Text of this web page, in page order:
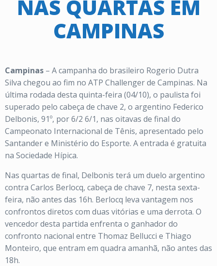
NAS QUARTAS EM
CAMPINAS
Campinas – A campanha do brasileiro Rogerio Dutra
Silva chegou ao fim no ATP Challenger de Campinas. Na
última rodada desta quinta-feira (04/10), o paulista foi
superado pelo cabeça de chave 2, o argentino Federico
Delbonis, 91º, por 6/2 6/1, nas oitavas de final do
Campeonato Internacional de Tênis, apresentado pelo
Santander e Ministério do Esporte. A entrada é gratuita
na Sociedade Hípica.
Nas quartas de final, Delbonis terá um duelo argentino
contra Carlos Berlocq, cabeça de chave 7, nesta sexta-
feira, não antes das 16h. Berlocq leva vantagem nos
confrontos diretos com duas vitórias e uma derrota. O
vencedor desta partida enfrenta o ganhador do
confronto nacional entre Thomaz Bellucci e Thiago
Monteiro, que entram em quadra amanhã, não antes das
18h.